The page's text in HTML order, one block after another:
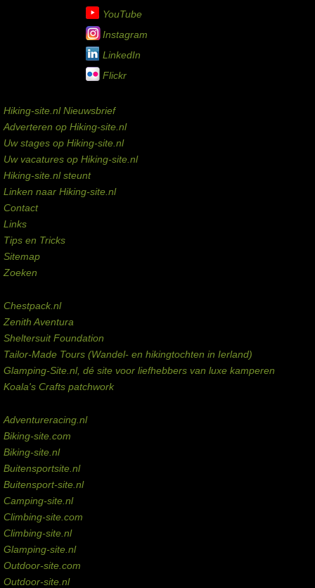
YouTube
Instagram
LinkedIn
Flickr
Hiking-site.nl Nieuwsbrief
Adverteren op Hiking-site.nl
Uw stages op Hiking-site.nl
Uw vacatures op Hiking-site.nl
Hiking-site.nl steunt
Linken naar Hiking-site.nl
Contact
Links
Tips en Tricks
Sitemap
Zoeken
Chestpack.nl
Zenith Aventura
Sheltersuit Foundation
Tailor-Made Tours (Wandel- en hikingtochten in Ierland)
Glamping-Site.nl, dé site voor liefhebbers van luxe kamperen
Koala's Crafts patchwork
Adventureracing.nl
Biking-site.com
Biking-site.nl
Buitensportsite.nl
Buitensport-site.nl
Camping-site.nl
Climbing-site.com
Climbing-site.nl
Glamping-site.nl
Outdoor-site.com
Outdoor-site.nl